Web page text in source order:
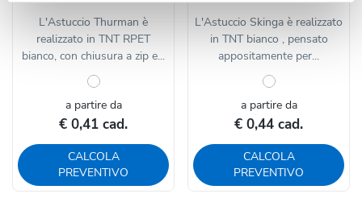
L'Astuccio Thurman è
realizzato in TNT RPET
bianco, con chiusura a zip e...
a partire da
€ 0,41 cad.
CALCOLA
PREVENTIVO
L'Astuccio Skinga è realizzato
in TNT bianco , pensato
appositamente per...
a partire da
€ 0,44 cad.
CALCOLA
PREVENTIVO